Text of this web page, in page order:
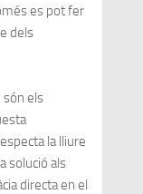
es pot fer
dels
són els
la lliure
solució als
directa en el